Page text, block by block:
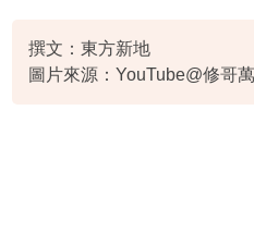
撰文：東方新地
圖片來源：YouTube@修哥萬